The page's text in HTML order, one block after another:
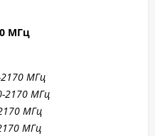
МГц
МГц
2170 МГц
МГц
МГц